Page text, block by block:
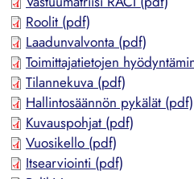
Roolit (pdf)
Laadunvalvonta (pdf)
Toimittajatietojen
Tilannekuva (pdf)
Hallintosäännön pykälät (pdf)
Kuvauspohjat (pdf)
Vuosikello (pdf)
Itsearviointi (pdf)